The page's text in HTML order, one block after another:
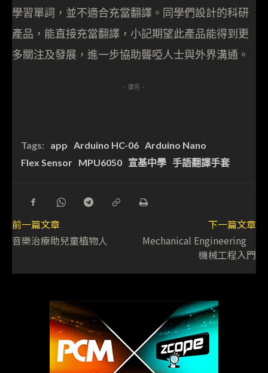
學習單詞，並不適合充當翻譯。同學們設計的科研
產品，能直接充當翻譯，小記期望此產品能得到更
多關注及發展，進一步協助聾啞人士與外界溝通。
- 廣告 -
Tags: app Arduino HC-06 Arduino Nano
Flex Sensor MPU6050 宣基中學 手語翻譯手套
前一篇文章
音樂治療助兒童植物人
下一篇文章
Mechanical Engineering
機械工程入門